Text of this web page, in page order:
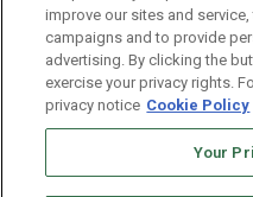
Pautas Editoriales
AdChoices
Advertise with us
Newsletters
improve our sites and
campaigns and to provide
advertising. By clicking the
exercise your privacy rights.
privacy notice Cookie Policy
Your